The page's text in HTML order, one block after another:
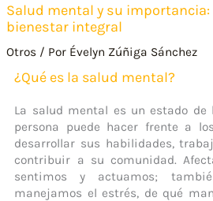
Salud mental y su
bienestar integral
Otros / Por Évelyn Zúñiga Sánchez
¿Qué es la salud mental?
La salud mental es un estado de
persona puede hacer frente a
desarrollar sus habilidades,
contribuir a su comunidad.
sentimos y actuamos;
manejamos el estrés, de qué